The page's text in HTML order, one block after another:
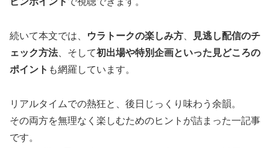
続いて本文では、 ウラトークの楽しみ方
見逃し配信のチ
ェック方法、そして初出場や特別企画といった見どころの
ポイント も網羅しています。
リアルタイムでの熱狂と、後日じっくり味わう余韻。
その両方を無理なく楽しむためのヒントが詰まった一記事
です。